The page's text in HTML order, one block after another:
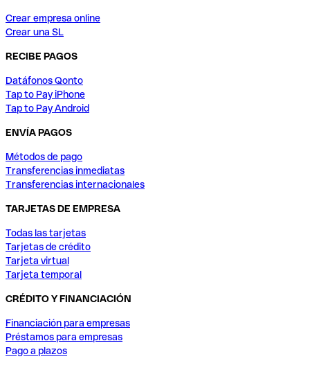
Crear empresa online
Crear una SL
RECIBE PAGOS
Datáfonos Qonto
Tap to Pay iPhone
Tap to Pay Android
ENVÍA PAGOS
Métodos de pago
Transferencias inmediatas
Transferencias internacionales
TARJETAS DE EMPRESA
Todas las tarjetas
Tarjetas de crédito
Tarjeta virtual
Tarjeta temporal
CRÉDITO Y FINANCIACIÓN
Financiación para empresas
Préstamos para empresas
Pago a plazos